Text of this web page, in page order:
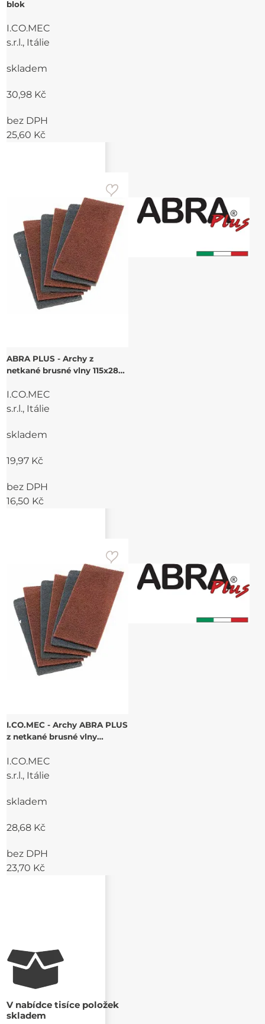
blok
I.CO.MEC
s.r.l., Itálie
skladem
30,98 Kč
bez DPH
25,60 Kč
ABRA PLUS - Archy z
netkané brusné vlny 115x280
I.CO.MEC
s.r.l., Itálie
skladem
19,97 Kč
bez DPH
16,50 Kč
I.CO.MEC - Archy ABRA PLUS
z netkané brusné vlny
korund
I.CO.MEC
s.r.l., Itálie
skladem
28,68 Kč
bez DPH
23,70 Kč
V nabídce tisíce položek
skladem